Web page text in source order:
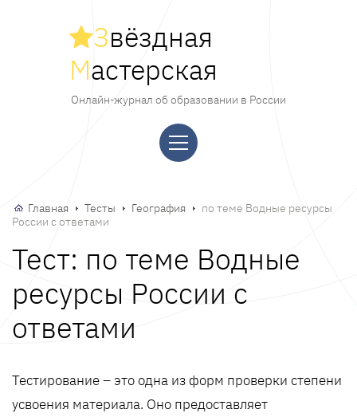
Звёздная
Мастерская
Онлайн-журнал об образовании в России
Главная Тесты География
по теме Водные ресурсы
России с ответами
Тест: по теме Водные
ресурсы России с
ответами
Тестирование – это одна из форм проверки степени
усвоения материала. Оно предоставляет